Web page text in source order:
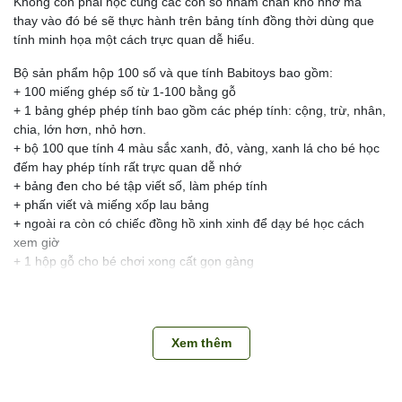
thay vào đó bé sẽ thực hành trên bảng tính đồng thời dùng que
tính minh họa một cách trực quan dễ hiểu.
Bộ sản phẩm hộp 100 số và que tính Babitoys bao gồm:
+ 100 miếng ghép số từ 1-100 bằng gỗ
+ 1 bảng ghép phép tính bao gồm các phép tính: cộng, trừ, nhân,
chia, lớn hơn, nhỏ hơn.
+ bộ 100 que tính 4 màu sắc xanh, đỏ, vàng, xanh lá cho bé học
đếm hay phép tính rất trực quan dễ nhớ
+ bảng đen cho bé tập viết số, làm phép tính
+ phấn viết và miếng xốp lau bảng
+ ngoài ra còn có chiếc đồng hồ xinh xinh để dạy bé học cách
xem giờ
+ 1 hộp gỗ cho bé chơi xong cất gọn gàng
Xem thêm